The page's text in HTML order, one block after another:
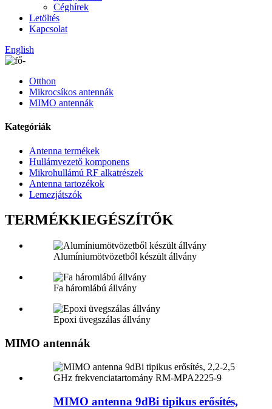
Céghírek
Letöltés
Kapcsolat
English
Otthon
Mikrocsíkos antennák
MIMO antennák
Kategóriák
Antenna termékek
Hullámvezető komponens
Mikrohullámú RF alkatrészek
Antenna tartozékok
Lemezjátszók
TERMÉKKIEGÉSZÍTŐK
Alumíniumötvözetből készült állvány
Fa háromlábú állvány
Epoxi üvegszálas állvány
MIMO antennák
MIMO antenna 9dBi tipikus erősítés,